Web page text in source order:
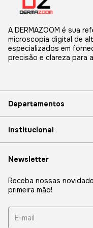
A DERMAZOOM é sua
microscopia digital de
especializados em
precisão e clareza para
Departamentos
Institucional
Newsletter
Receba nossas
primeira mão!